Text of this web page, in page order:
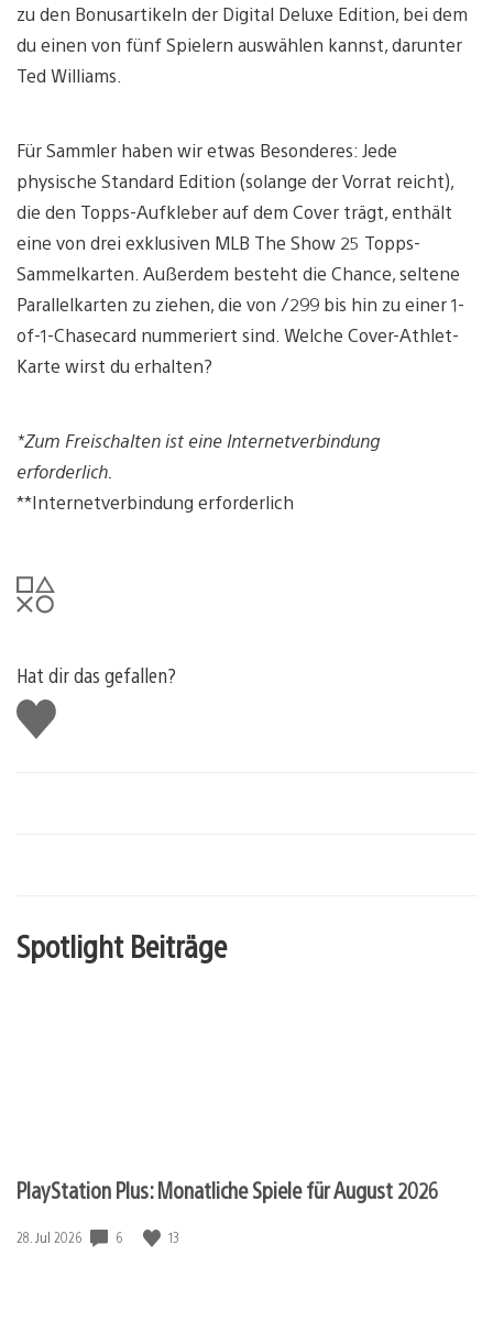
zu den Bonusartikeln der Digital Deluxe Edition, bei dem
du einen von fünf Spielern auswählen kannst, darunter
Ted Williams.
Für Sammler haben wir etwas Besonderes: Jede
physische Standard Edition (solange der Vorrat reicht),
die den Topps-Aufkleber auf dem Cover trägt, enthält
eine von drei exklusiven MLB The Show 25 Topps-
Sammelkarten. Außerdem besteht die Chance, seltene
Parallelkarten zu ziehen, die von /299 bis hin zu einer 1-
of-1-Chasecard nummeriert sind. Welche Cover-Athlet-
Karte wirst du erhalten?
*Zum Freischalten ist eine Internetverbindung
erforderlich.
**Internetverbindung erforderlich
Hat dir das gefallen?
Gefällt
mir
Spotlight Beiträge
PlayStation Plus: Monatliche Spiele für August 2026
Veröffentlichungsdatum:
28. Jul 2026 6 13